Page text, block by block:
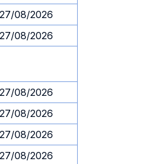
27/08/2026
27/08/2026
27/08/2026
27/08/2026
27/08/2026
27/08/2026